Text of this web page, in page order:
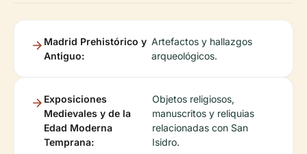
Madrid Prehistórico y
Antiguo:
Artefactos y hallazgos
arqueológicos.
Exposiciones
Medievales y de la
Edad Moderna
Temprana:
Objetos religiosos,
manuscritos y reliquias
relacionadas con San
Isidro.